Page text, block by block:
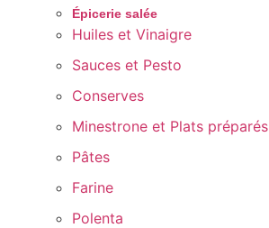
Épicerie salée
Huiles et Vinaigre
Sauces et Pesto
Conserves
Minestrone et Plats préparés
Pâtes
Farine
Polenta